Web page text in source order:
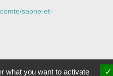
saone-et-
what you want to activate